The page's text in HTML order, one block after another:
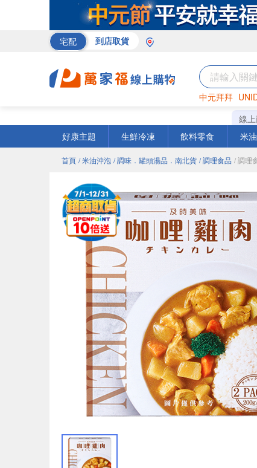
宅配 到店取貨
中元拜拜
巧克力 衛
線
好康主題
生鮮冷凍 飲料零食 米
首頁 / 米油沖泡 / 調味．罐頭湯品．南北貨 / 調理食品 / 調理